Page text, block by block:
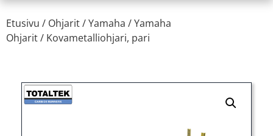
Etusivu / Ohjarit/Yamaha /Yamaha
Ohjarit/ Kovametalliohjari, pari